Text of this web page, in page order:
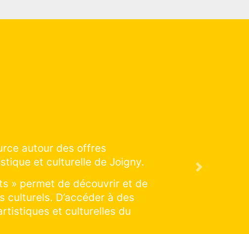
d’éducation artistique et culturelle
saison à venir !
de réalisations : cliquer et explorer
une discipline en particulier :
Next